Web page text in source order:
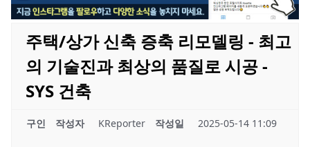
주택/상가 신축 증축 리모델링 - 최고
의 기술진과 최상의 품질로 시공 -
SYS 건축
구인 작성자 KReporter 작성일 2025-05-14 11:09